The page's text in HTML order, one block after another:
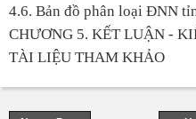
4.6. Bản đồ phân loại ĐNN
CHƯƠNG 5. KẾT LUẬN -
TÀI LIỆU THAM KHẢO